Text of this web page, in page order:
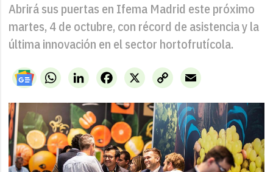
Abrirá sus puertas en Ifema Madrid este próximo
martes, 4 de octubre, con récord de asistencia y la
última innovación en el sector hortofrutícola.
WhatsAppLinkedIn X
Facebook
Copy
Link
Email